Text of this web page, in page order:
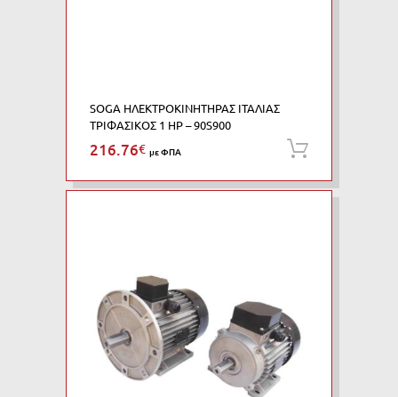
SOGA ΗΛΕΚΤΡΟΚΙΝΗΤΗΡΑΣ ΙΤΑΛΙΑΣ
ΤΡΙΦΑΣΙΚΟΣ 1 HP – 90S900
216.76€ με ΦΠΑ